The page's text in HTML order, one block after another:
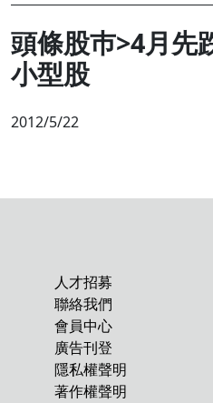
頭條股巿>4月先
小型股
2012/5/22
人才招募
聯絡我們
會員中心
廣告刊登
隱私權聲明
著作權聲明